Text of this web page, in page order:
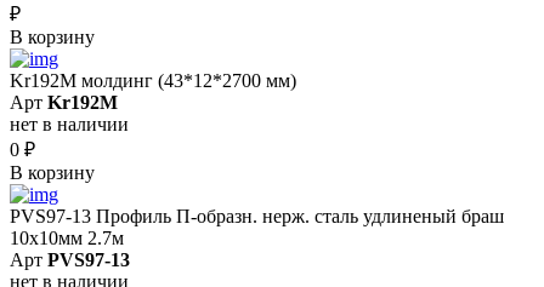
₽
В корзину
Kr192M молдинг (43*12*2700 мм)
Арт Kr192M
нет в наличии
0 ₽
В корзину
PVS97-13 Профиль П-образн. нерж. сталь удлиненый браш
10х10мм 2.7м
Арт PVS97-13
нет в наличии